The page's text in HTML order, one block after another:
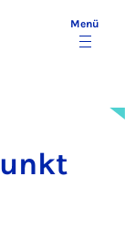
Menü